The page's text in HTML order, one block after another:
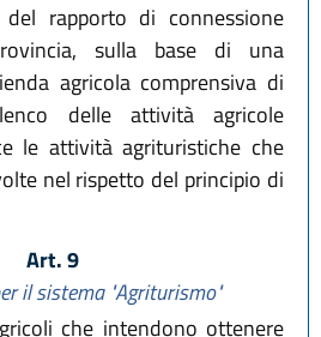
del rapporto di connessione
sulla base di una
agricola comprensiva di
delle attività agricole
le attività agrituristiche che
nel rispetto del principio di
Art. 9
il sistema "Agriturismo"
che intendono ottenere